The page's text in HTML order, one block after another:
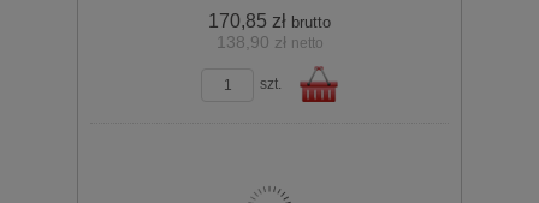
koszyka
170,85 zł brutto
138,90 zł netto
szt.
zobacz szczegóły